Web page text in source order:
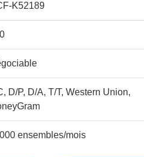
K52189
D/P, D/A, T/T, Western Union,
ensembles/mois